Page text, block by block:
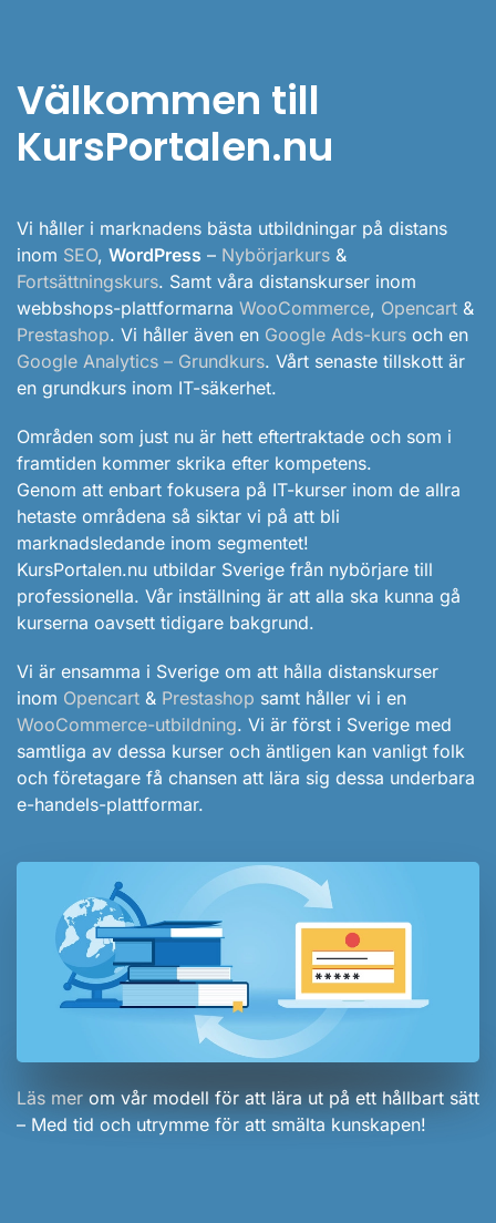
Välkommen till
KursPortalen.nu
Vi håller i marknadens bästa utbildningar på distans
inom SEO, WordPress – Nybörjarkurs &
Fortsättningskurs. Samt våra distanskurser inom
webbshops-plattformarna WooCommerce, Opencart &
Prestashop. Vi håller även en Google Ads-kurs och en
Google Analytics – Grundkurs. Vårt senaste tillskott är
en grundkurs inom IT-säkerhet.
Områden som just nu är hett eftertraktade och som i
framtiden kommer skrika efter kompetens.
Genom att enbart fokusera på IT-kurser inom de allra
hetaste områdena så siktar vi på att bli
marknadsledande inom segmentet!
KursPortalen.nu utbildar Sverige från nybörjare till
professionella. Vår inställning är att alla ska kunna gå
kurserna oavsett tidigare bakgrund.
Vi är ensamma i Sverige om att hålla distanskurser
inom Opencart & Prestashop samt håller vi i en
WooCommerce-utbildning. Vi är först i Sverige med
samtliga av dessa kurser och äntligen kan vanligt folk
och företagare få chansen att lära sig dessa underbara
e-handels-plattformar.
Läs mer om vår modell för att lära ut på ett hållbart sätt
– Med tid och utrymme för att smälta kunskapen!